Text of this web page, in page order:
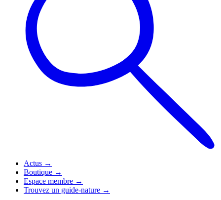
Actus →
Boutique →
Espace membre →
Trouvez un guide-nature →